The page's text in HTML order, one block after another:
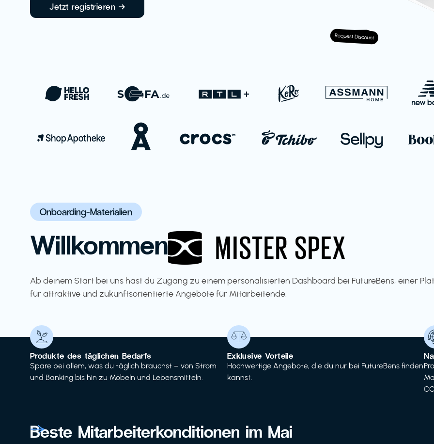
Jetzt registrieren →
Onboarding-Materialien
Willkommen
Ab deinem Start bei uns hast du Zugang zu einem personalisierten Dashboard bei FutureBens, einer
für attraktive und zukunftsorientierte Angebote für Mitarbeitende.
Produkte des täglichen Bedarfs
Spare bei allem, was du täglich brauchst – von Strom
und Banking bis hin zu Möbeln und Lebensmitteln.
Exklusive Vorteile
Hochwertige Angebote, die du nur bei FutureBens finden
kannst.
Beste Mitarbeiterkonditionen im Mai